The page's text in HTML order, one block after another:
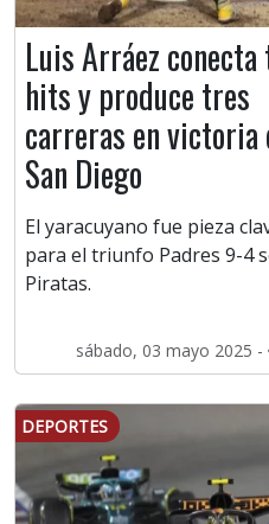
Luis Arráez
hits y produce tres
carreras en victoria
San Diego
El yaracuyano fue pieza
para el triunfo Padres 9-4
Piratas.
sábado, 03 mayo 2025 -
DEPORTES